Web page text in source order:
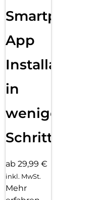
verwende Siri und erhalte
funktioniert mit deinem
Smartphone
App
Installation
in
wenigen
Schritten
ab 29,99 €
inkl. MwSt.
Mehr